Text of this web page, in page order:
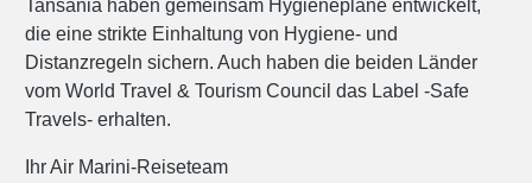
Tansania haben gemeinsam Hygienepläne entwickelt,
die eine strikte Einhaltung von Hygiene- und
Distanzregeln sichern. Auch haben die beiden Länder
vom World Travel & Tourism Council das Label -Safe
Travels- erhalten.
Ihr Air Marini-Reiseteam